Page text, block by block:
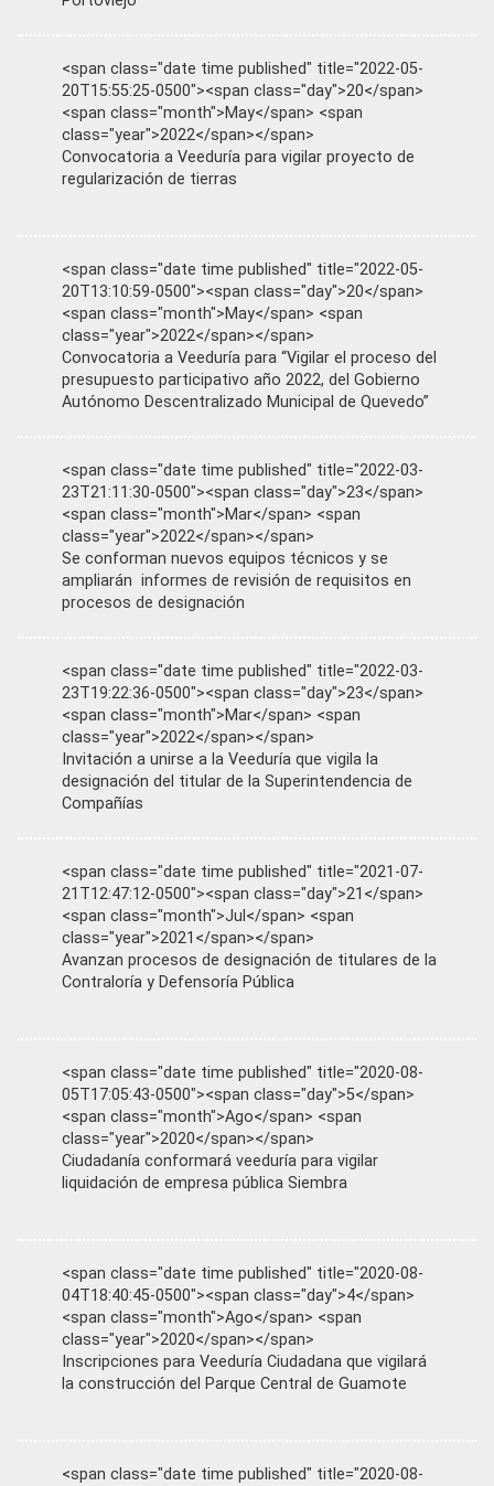
<span class="date time published" title="2022-05-
20T15:55:25-0500"><span class="day">20</span>
<span class="month">May</span> <span
class="year">2022</span></span>
Convocatoria a Veeduría para vigilar proyecto de
regularización de tierras
<span class="date time published" title="2022-05-
20T13:10:59-0500"><span class="day">20</span>
<span class="month">May</span> <span
class="year">2022</span></span>
Convocatoria a Veeduría para “Vigilar el proceso del
presupuesto participativo año 2022, del Gobierno
Autónomo Descentralizado Municipal de Quevedo”
<span class="date time published" title="2022-03-
23T21:11:30-0500"><span class="day">23</span>
<span class="month">Mar</span> <span
class="year">2022</span></span>
Se conforman nuevos equipos técnicos y se
ampliarán informes de revisión de requisitos en
procesos de designación
<span class="date time published" title="2022-03-
23T19:22:36-0500"><span class="day">23</span>
<span class="month">Mar</span> <span
class="year">2022</span></span>
Invitación a unirse a la Veeduría que vigila la
designación del titular de la Superintendencia de
Compañías
<span class="date time published" title="2021-07-
21T12:47:12-0500"><span class="day">21</span>
<span class="month">Jul</span> <span
class="year">2021</span></span>
Avanzan procesos de designación de titulares de la
Contraloría y Defensoría Pública
<span class="date time published" title="2020-08-
05T17:05:43-0500"><span class="day">5</span>
<span class="month">Ago</span> <span
class="year">2020</span></span>
Ciudadanía conformará veeduría para vigilar
liquidación de empresa pública Siembra
<span class="date time published" title="2020-08-
04T18:40:45-0500"><span class="day">4</span>
<span class="month">Ago</span> <span
class="year">2020</span></span>
Inscripciones para Veeduría Ciudadana que vigilará
la construcción del Parque Central de Guamote
<span class="date time published" title="2020-08-